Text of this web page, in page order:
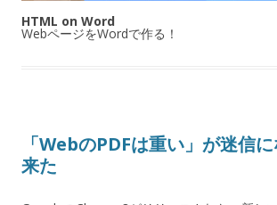
HTML on Word
WebページをWordで作る！
「WebのPDFは重い」が迷信
来た